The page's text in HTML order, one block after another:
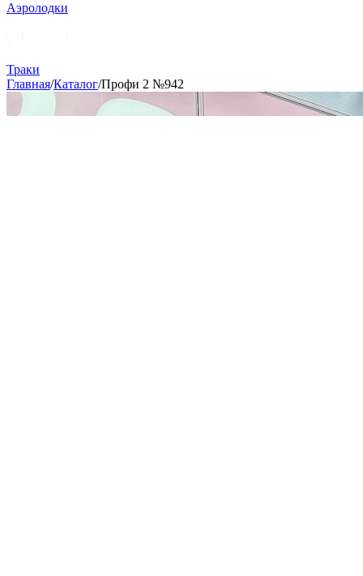
Аэролодки
Траки
Главная/Каталог/Профи 2 №942